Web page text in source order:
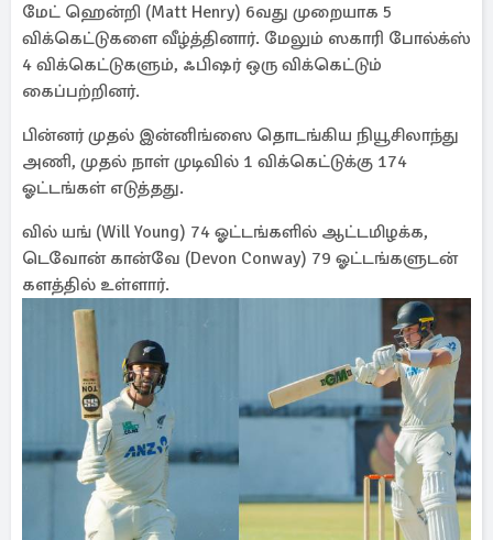
மேட் ஹென்றி (Matt Henry) 6வது முறையாக 5
விக்கெட்டுகளை வீழ்த்தினார். மேலும் ஸகாரி போல்க்ஸ்
4 விக்கெட்டுகளும், ஃபிஷர் ஒரு விக்கெட்டும்
கைப்பற்றினர்.
பின்னர் முதல் இன்னிங்ஸை தொடங்கிய நியூசிலாந்து
அணி, முதல் நாள் முடிவில் 1 விக்கெட்டுக்கு 174
ஓட்டங்கள் எடுத்தது.
வில் யங் (Will Young) 74 ஓட்டங்களில் ஆட்டமிழக்க,
டெவோன் கான்வே (Devon Conway) 79 ஓட்டங்களுடன்
களத்தில் உள்ளார்.